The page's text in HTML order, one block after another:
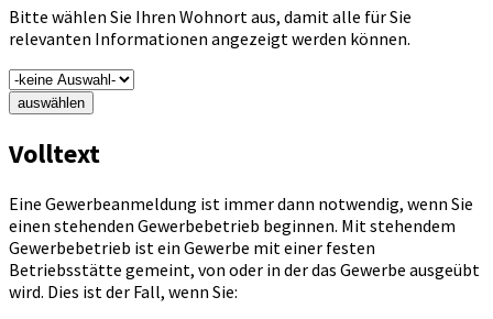
Bitte wählen Sie Ihren Wohnort aus, damit alle für Sie
relevanten Informationen angezeigt werden können.
auswählen
Volltext
Eine Gewerbeanmeldung ist immer dann notwendig, wenn Sie
einen stehenden Gewerbebetrieb beginnen. Mit stehendem
Gewerbebetrieb ist ein Gewerbe mit einer festen
Betriebsstätte gemeint, von oder in der das Gewerbe ausgeübt
wird. Dies ist der Fall, wenn Sie: